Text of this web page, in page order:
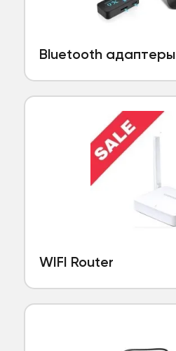
Bluetooth адаптеры
WIFI Router